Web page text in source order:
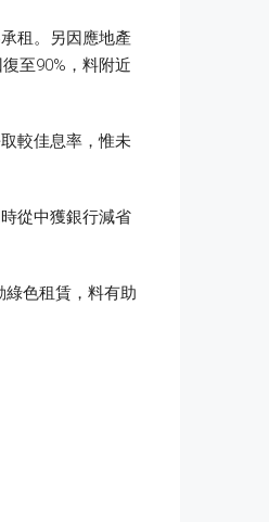
租。另因應地產
至90%，料附近
較佳息率，惟未
從中獲銀行減省
色租賃，料有助